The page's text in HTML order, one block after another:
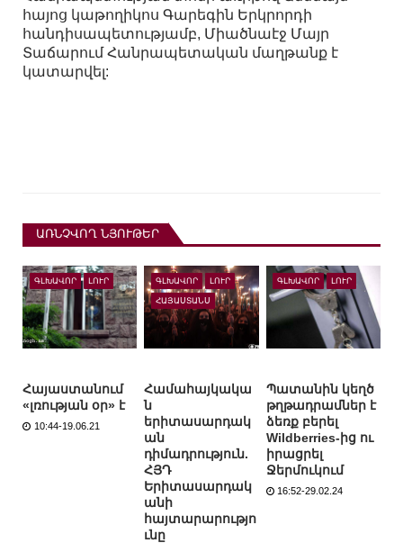
հայոց կաթողիկոս Գարեգին Երկրորդի
հանդիսապետությամբ, Միածնաէջ Մայր
Տաճարում Հանրապետական մաղթանք է
կատարվել:
ԱՌՆՉՎՈՂ ՆՅՈՒԹԵՐ
ԳԼԽԱՎՈՐ ԼՈՒՐ
Հայաստանում
«լռության օր» է
10:44-19.06.21
ԳԼԽԱՎՈՐ ԼՈՒՐ
ՀԱՅԱՍՏԱՆՍ
Համահայկակա
ն
երիտասարդակ
ան
դիմադրություն.
ՀՅԴ
Երիտասարդակ
անի
հայտարարությո
ւնը
ԳԼԽԱՎՈՐ ԼՈՒՐ
Պատանին կեղծ
թղթադրամներ է
ձեռք բերել
Wildberries-ից ու
իրացրել
Ջերմուկում
16:52-29.02.24